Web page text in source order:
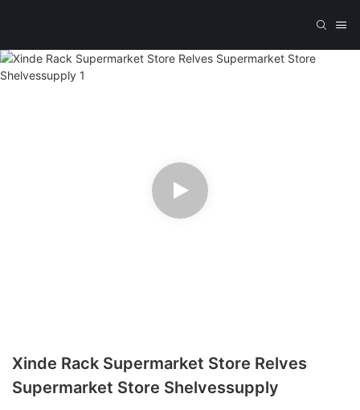
Xinde Rack Supermarket Store Relves
Supermarket Store Shelvessupply